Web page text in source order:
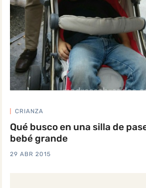
CRIANZA
Qué busco en una silla de
bebé grande
29 ABR 2015